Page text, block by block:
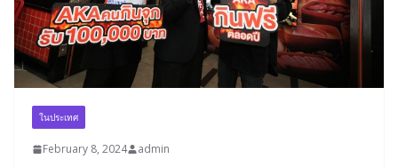
ในประเทศ
February 8, 2024 admin